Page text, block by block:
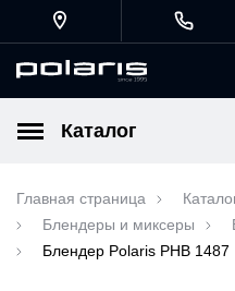
Каталог
Главная страница
Блендеры и миксеры
Блендер Polaris PHB 1487